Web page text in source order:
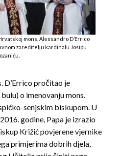
mons. Alessandro D’Errico
zareditelju kardinalu Josipu
D’Errico pročitao je
o imenovanju mons.
senjskim biskupom. U
godine, Papa je izrazio
Križić povjerene vjernike
primjerima dobrih djela,